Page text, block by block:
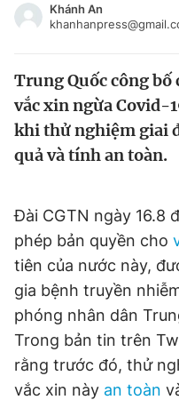
Video
Sản phẩm khác
Thông tin tòa soạn
Đọc Thanh Niên trên
Đăng xuất
Khánh An
Trung Quốc công bố
vắc xin ngừa Covid-
khi thử nghiệm giai
quả và tính an toàn.
Đài CGTN ngày 16.8
phép bản quyền cho
tiên của nước này,
gia bệnh truyền
phóng nhân dân
Trong bản tin trên
rằng trước đó, thử
vắc xin này an toàn